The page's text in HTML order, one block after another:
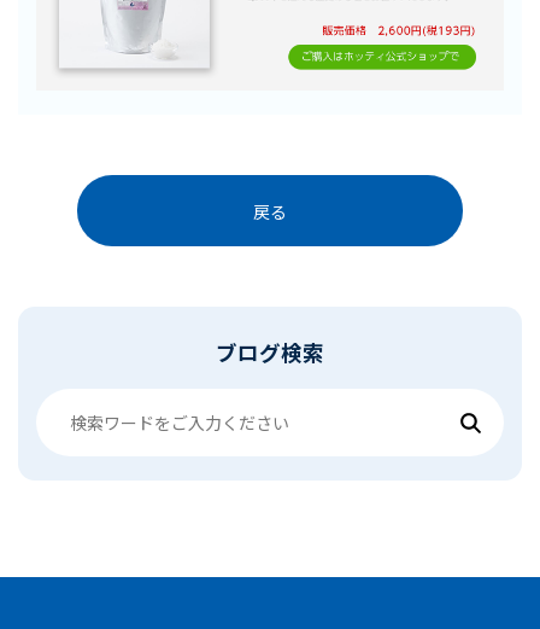
戻る
ブログ検索